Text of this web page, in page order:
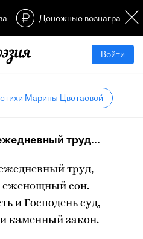
Денежные
Войти
Марины Цветаевой
труд...
труд,
еженощный сон.
и Господень суд,
каменный закон.